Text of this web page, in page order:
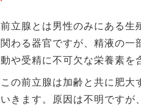
前立腺とは男性のみにある生
関わる器官ですが、精液の一
動や受精に不可欠な栄養素を
この前立腺は加齢と共に肥
いきます。原因は不明ですが